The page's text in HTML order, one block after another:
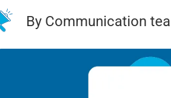
By Communication